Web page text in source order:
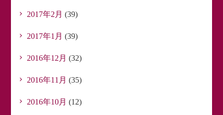
2017年2月 (39)
2017年1月 (39)
2016年12月 (32)
2016年11月 (35)
2016年10月 (12)